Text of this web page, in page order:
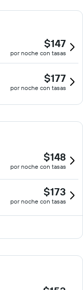
$147
por noche con tasas
$177
por noche con tasas
$148
por noche con tasas
$173
por noche con tasas